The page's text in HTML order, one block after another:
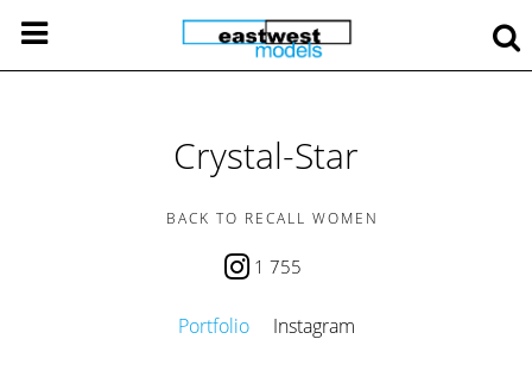
Crystal-Star
BACK TO RECALL WOMEN
1 755
Portfolio Instagram